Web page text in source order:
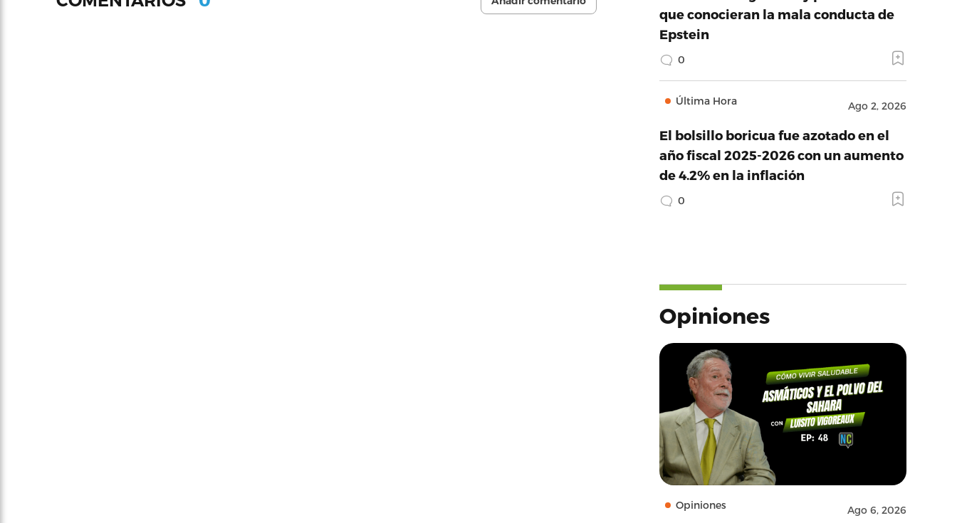
que conocieran la mala conducta de
Epstein
0
Última Hora Ago 2, 2026
El bolsillo boricua fue azotado en el
año fiscal 2025-2026 con un aumento
de 4.2% en la inflación
0
Opiniones
Opiniones Ago 6, 2026